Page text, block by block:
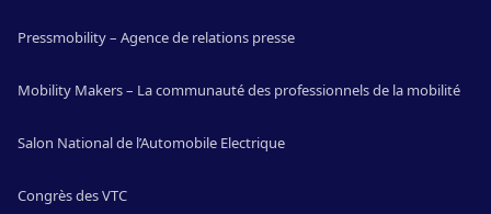
Pressmobility – Agence de relations presse
Mobility Makers – La communauté des professionnels de la mobilité
Salon National de l’Automobile Electrique
Congrès des VTC